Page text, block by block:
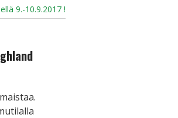
9.-10.9.2017 !